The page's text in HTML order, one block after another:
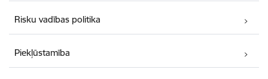
Risku vadības politika
Piekļūstamība